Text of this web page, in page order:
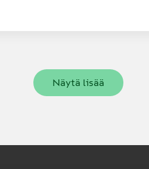
Näytä lisää